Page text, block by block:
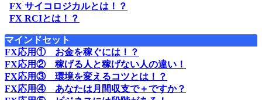
FX サイコロジカルとは！？
FX RCIとは！？
マインドセット
FX応用① お金を稼ぐには！？
FX応用② 稼げる人と稼げない人の違い！
FX応用③ 環境を変えるコツとは！？
FX応用④ あなたは月間収支で＋ですか？